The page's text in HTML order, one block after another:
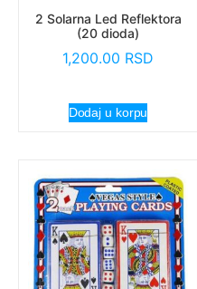
2 Solarna Led Reflektora
(20 dioda)
1,200.00 RSD
Dodaj u korpu